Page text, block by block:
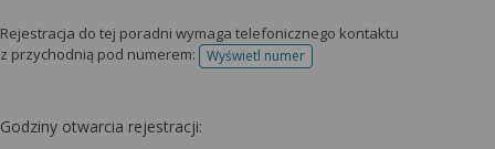
Rejestracja do tej poradni wymaga telefonicznego kontaktu
z przychodnią pod numerem:
Wyświetl numertelefonu do rejestracji
Godziny otwarcia rejestracji: